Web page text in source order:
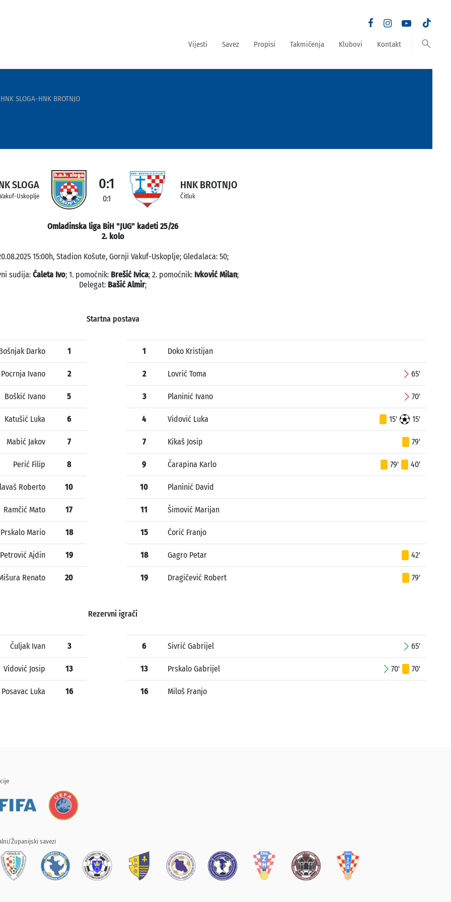
Vijesti Savez Propisi Takmičenja Klubovi Kontakt search
HNK SLOGA-HNK BROTNJO
SLOGA
Uskoplje
0:1
0:1
HNK BROTNJO
Čitluk
Omladinska liga BiH "JUG" kadeti 25/26
2. kolo
15:00h, Stadion Košute, Gornji Vakuf-Uskoplje; Gledalaca: 50;
sudija: Ćaleta Ivo; 1. pomoćnik: Brešić Ivica; 2. pomoćnik: Ivković Milan;
Delegat: Bašić Almir;
Startna postava
Darko 1
Pocrnja Ivano 2
Boškić Ivano 5
Katušić Luka 6
Mabić Jakov 7
Perić Filip 8
Roberto 10
Ramčić Mato 17
Prskalo Mario 18
Petrović Ajdin 19
Renato 20
1 Doko Kristijan
2 Lovrić Toma 65'
3 Planinić Ivano 70'
4 Vidović Luka 15' 15'
7 Kikaš Josip 79'
9 Čarapina Karlo 79' 40'
10 Planinić David
11 Šimović Marijan
15 Ćorić Franjo
18 Gagro Petar 42'
19 Dragičević Robert 79'
Rezervni igrači
Čuljak Ivan 3
Vidović Josip 13
Posavac Luka 16
6 Sivrić Gabrijel 65'
13 Prskalo Gabrijel 70' 70'
16 Miloš Franjo
Županijski savezi